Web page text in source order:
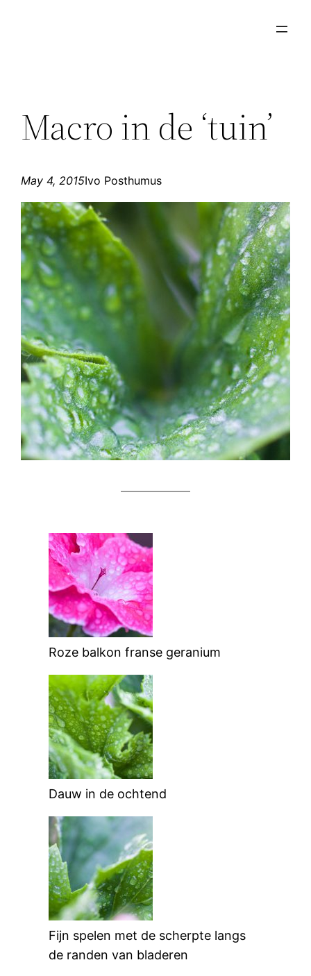
Macro in de ‘tuin’
May 4, 2015Ivo Posthumus
Roze balkon franse geranium
Dauw in de ochtend
Fijn spelen met de scherpte langs
de randen van bladeren